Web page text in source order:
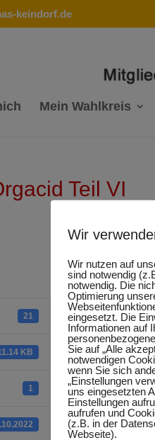
keindorf.de
Mein Wahlkreis
Teil VI
21
KB
1
kleine
Teil VI
Wir
Wir nutzen auf
sind notwendig
notwendig. Die
Optimierung
eingesetzt. Die
Informationen auf
Sie auf „Alle
notwendigen
wenn Sie sich
„Einstellungen
uns eingesetzten
Einstellungen
aufrufen und
(z.B. in der
Webseite).